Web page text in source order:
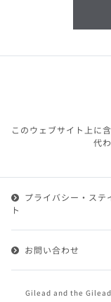
り生じ
含む）の
本サイ
が行な
るもので
ている
1.会員とは、
ービスに登録
いいます。
けることがで
このウェブサイト上に
代
Gilead and the
プライバシー・ステ
ト
お問い合わせ